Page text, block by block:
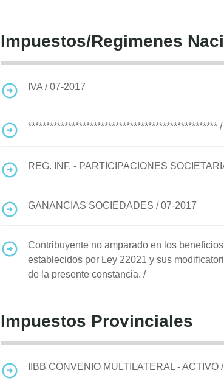
Impuestos/Regimenes
IVA /07-2017
**************************************************** /
REG. INF. - PARTICIPACIONES
GANANCIAS SOCIEDADES /07-2017
Contribuyente no amparado en los
establecidos por Ley 22021 y sus
de la presente constancia. /
Impuestos Provinciales
IIBB CONVENIO MULTILATERAL - ACTIVO /